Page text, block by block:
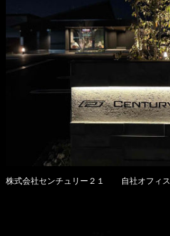
株式会社センチュリー２１ 自社オフィス